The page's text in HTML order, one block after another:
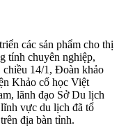
các sản phẩm cho thị
tính chuyên nghiệp,
chiều 14/1, Đoàn khảo
Khảo cổ học Việt
lãnh đạo Sở Du lịch
vực du lịch đã tổ
địa bàn tỉnh.